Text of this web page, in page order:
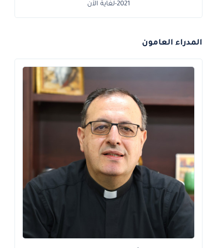
2021-لغاية الآن
المدراء العامون